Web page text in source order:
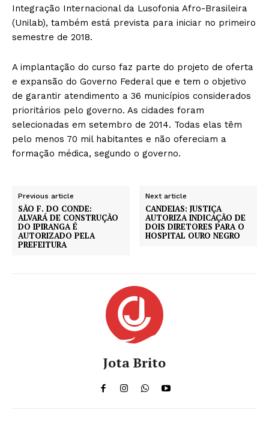
Integração Internacional da Lusofonia Afro-Brasileira
(Unilab), também está prevista para iniciar no primeiro
semestre de 2018.
A implantação do curso faz parte do projeto de oferta
e expansão do Governo Federal que e tem o objetivo
de garantir atendimento a 36 municípios considerados
prioritários pelo governo. As cidades foram
selecionadas em setembro de 2014. Todas elas têm
pelo menos 70 mil habitantes e não ofereciam a
formação médica, segundo o governo.
Previous article
SÃO F. DO CONDE:
ALVARÁ DE CONSTRUÇÃO
DO IPIRANGA É
AUTORIZADO PELA
PREFEITURA
Next article
CANDEIAS: JUSTIÇA
AUTORIZA INDICAÇÃO DE
DOIS DIRETORES PARA O
HOSPITAL OURO NEGRO
Jota Brito